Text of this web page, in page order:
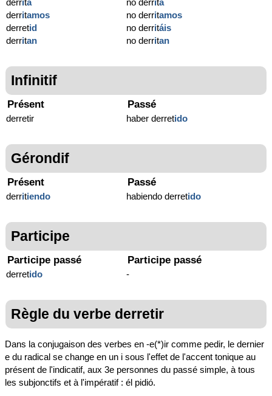
derrita
derritamos
derretid
derritan
no derrita
no derritamos
no derritáis
no derritan
Infinitif
Présent
derretir
Passé
haber derretido
Gérondif
Présent
derritiendo
Passé
habiendo derretido
Participe
Participe passé
derretido
Participe passé
-
Règle du verbe derretir
Dans la conjugaison des verbes en -e(*)ir comme pedir, le dernier
e du radical se change en un i sous l'effet de l'accent tonique au
présent de l'indicatif, aux 3e personnes du passé simple, à tous
les subjonctifs et à l'impératif : él pidió.